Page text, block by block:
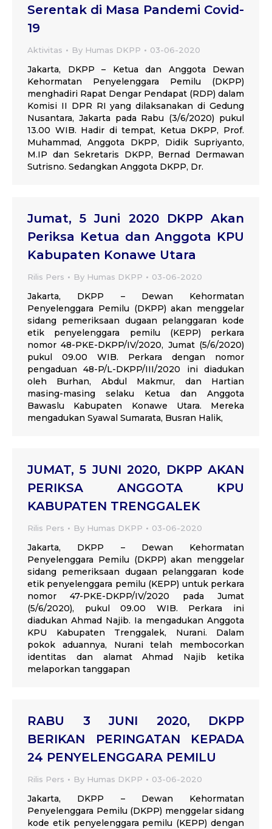
Serentak di Masa Pandemi Covid-
19
Aktivitas By Humas DKPP 03-06-2020
Jakarta, DKPP – Ketua dan Anggota Dewan
Kehormatan Penyelenggara Pemilu (DKPP)
menghadiri Rapat Dengar Pendapat (RDP) dalam
Komisi II DPR RI yang dilaksanakan di Gedung
Nusantara, Jakarta pada Rabu (3/6/2020) pukul
13.00 WIB. Hadir di tempat, Ketua DKPP, Prof.
Muhammad, Anggota DKPP, Didik Supriyanto,
M.IP dan Sekretaris DKPP, Bernad Dermawan
Sutrisno. Sedangkan Anggota DKPP, Dr.
Jumat, 5 Juni 2020 DKPP Akan
Periksa Ketua dan Anggota KPU
Kabupaten Konawe Utara
Rilis Pers By Humas DKPP 03-06-2020
Jakarta, DKPP – Dewan Kehormatan
Penyelenggara Pemilu (DKPP) akan menggelar
sidang pemeriksaan dugaan pelanggaran kode
etik penyelenggara pemilu (KEPP) perkara
nomor 48-PKE-DKPP/IV/2020, Jumat (5/6/2020)
pukul 09.00 WIB. Perkara dengan nomor
pengaduan 48-P/L-DKPP/III/2020 ini diadukan
oleh Burhan, Abdul Makmur, dan Hartian
masing-masing selaku Ketua dan Anggota
Bawaslu Kabupaten Konawe Utara. Mereka
mengadukan Syawal Sumarata, Busran Halik,
JUMAT, 5 JUNI 2020, DKPP AKAN
PERIKSA ANGGOTA KPU
KABUPATEN TRENGGALEK
Rilis Pers By Humas DKPP 03-06-2020
Jakarta, DKPP – Dewan Kehormatan
Penyelenggara Pemilu (DKPP) akan menggelar
sidang pemeriksaan dugaan pelanggaran kode
etik penyelenggara pemilu (KEPP) untuk perkara
nomor 47-PKE-DKPP/IV/2020 pada Jumat
(5/6/2020), pukul 09.00 WIB. Perkara ini
diadukan Ahmad Najib. Ia mengadukan Anggota
KPU Kabupaten Trenggalek, Nurani. Dalam
pokok aduannya, Nurani telah membocorkan
identitas dan alamat Ahmad Najib ketika
melaporkan tanggapan
RABU 3 JUNI 2020, DKPP
BERIKAN PERINGATAN KEPADA
24 PENYELENGGARA PEMILU
Rilis Pers By Humas DKPP 03-06-2020
Jakarta, DKPP – Dewan Kehormatan
Penyelenggara Pemilu (DKPP) menggelar sidang
kode etik penyelenggara pemilu (KEPP) dengan